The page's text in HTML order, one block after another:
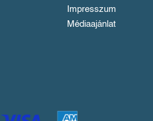
Impresszum
Médiaajánlat